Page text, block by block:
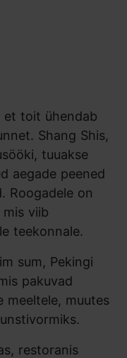
et toit ühendab
Shang Shis,
tuuakse
aegade peened
Roogadele on
viib
teekonnale.
sum, Pekingi
pakuvad
meeltele, muutes
restoranis